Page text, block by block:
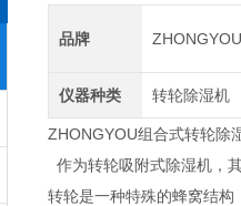
品牌
仪器种类 转轮除湿机
ZHONGYOU组合式转轮除
作为转轮吸附式除湿机，
转轮是一种特殊的蜂窝结